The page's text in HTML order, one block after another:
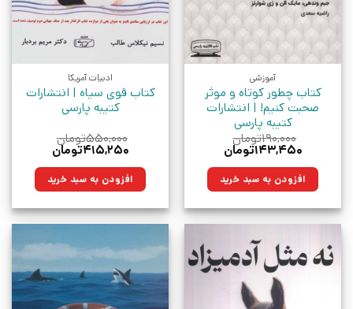
آموزشی
کتاب چطور کوتاه و موثر
صحبت کنیم! | انتشارات
کتیبه پارسی
۱۹۰,۰۰۰تومان
قیمت
۱۹۰,۰۰۰تومان
بود.
۱۴۳,۴۵۰تومان
۱۴۳,۴۵۰تومان.افزودن به سبد خرید
ادبیات آمریکا
کتاب قوی سیاه | انتشارات
کتیبه پارسی
۵۵۰,۰۰۰تومان
قیمت
۵۵۰,۰۰۰تومان
بود.
۴۱۵,۲۵۰تومان
۴۱۵,۲۵۰تومان.افزودن به سبد خرید